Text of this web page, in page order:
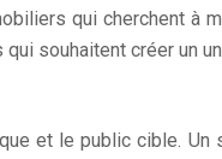
qui cherchent à
souhaitent créer un
et le public cible.